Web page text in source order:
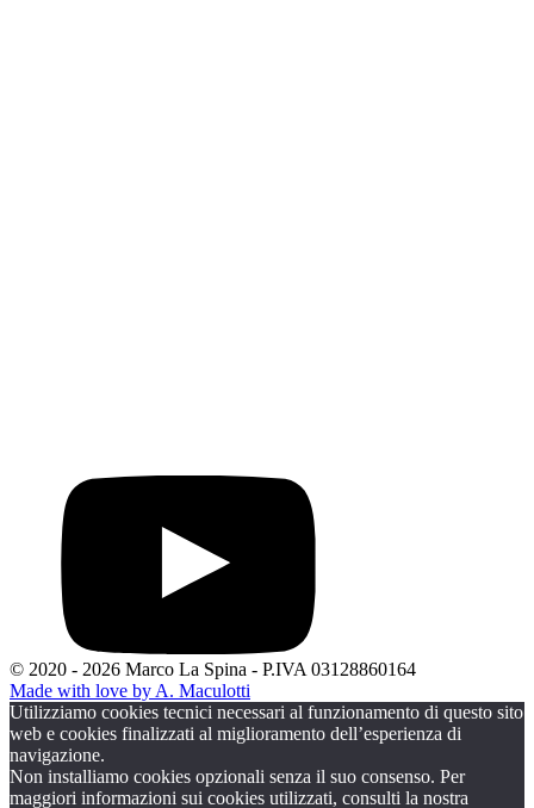
© 2020 - 2026 Marco La Spina - P.IVA 03128860164
Made with love by A. Maculotti
Utilizziamo cookies tecnici necessari al funzionamento di questo sito
web e cookies finalizzati al miglioramento dell’esperienza di
navigazione.
Non installiamo cookies opzionali senza il suo consenso. Per
maggiori informazioni sui cookies utilizzati, consulti la nostra